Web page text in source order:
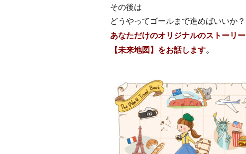
その後は
どうやってゴールまで進めばいいか？
あなただけのオリジナルのストーリー
【未来地図】をお話します。